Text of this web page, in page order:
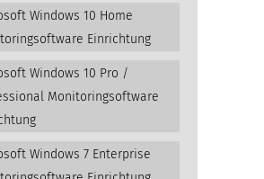
Windows 10 Home
Einrichtung
Windows 10 Pro /
Monitoringsoftware
Windows 7 Enterprise